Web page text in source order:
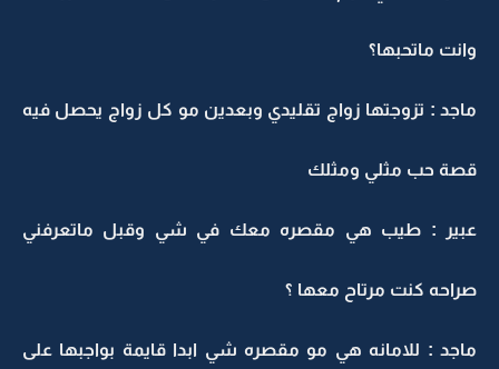
وانت ماتحبها؟
ماجد : تزوجتها زواج تقليدي وبعدين مو كل زواج يحصل فيه
قصة حب مثلي ومثلك
عبير : طيب هي مقصره معك في شي وقبل ماتعرفني
صراحه كنت مرتاح معها ؟
ماجد : للامانه هي مو مقصره شي ابدا قايمة بواجبها على